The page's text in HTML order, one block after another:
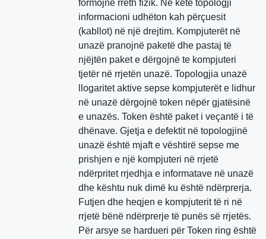
formojnë rreth fizik. Në këtë topologji
informacioni udhëton kah përçuesit
(kabllot) në një drejtim. Kompjuterët në
unazë pranojnë paketë dhe pastaj të
njëjtën paket e dërgojnë te kompjuteri
tjetër në rrjetën unazë. Topologjia unazë
llogaritet aktive sepse kompjuterët e lidhur
në unazë dërgojnë token nëpër gjatësinë
e unazës. Token është paket i veçantë i të
dhënave. Gjetja e defektit në topologjinë
unazë është mjaft e vështirë sepse me
prishjen e një kompjuteri në rrjetë
ndërpritet rrjedhja e informatave në unazë
dhe kështu nuk dimë ku është ndërprerja.
Futjen dhe heqjen e kompjuterit të ri në
rrjetë bënë ndërprerje të punës së rrjetës.
Për arsye se hardueri për Token ring është